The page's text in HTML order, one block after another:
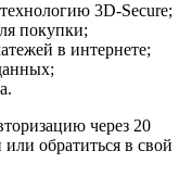
3D-Secure;
покупки;
в интернете;
через 20
обратиться в свой